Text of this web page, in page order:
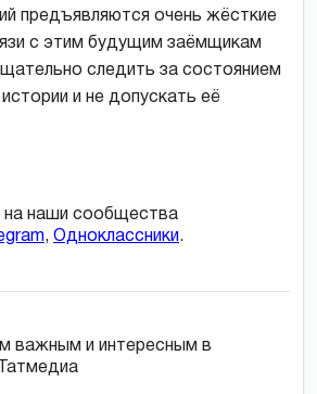
предъявляются очень жёсткие
с этим будущим заёмщикам
следить за состоянием
и не допускать её
на наши сообщества
, Одноклассники .
важным и интересным в
Татмедиа